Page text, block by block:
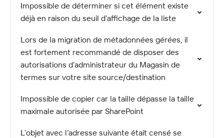
Impossible de déterminer si cet élément existe
déjà en raison du seuil d’affichage de la liste
Lors de la migration de métadonnées gérées, il
est fortement recommandé de disposer des
autorisations d’administrateur du Magasin de
termes sur votre site source/destination
Impossible de copier car la taille dépasse la taille
maximale autorisée par SharePoint
L’objet avec l’adresse suivante était censé se